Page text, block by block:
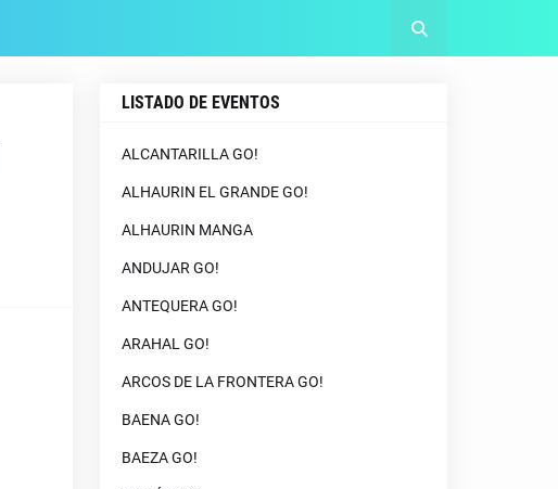
LISTADO DE EVENTOS
ALCANTARILLA GO!
ALHAURIN EL GRANDE GO!
ALHAURIN MANGA
ANDUJAR GO!
ANTEQUERA GO!
ARAHAL GO!
ARCOS DE LA FRONTERA GO!
BAENA GO!
BAEZA GO!